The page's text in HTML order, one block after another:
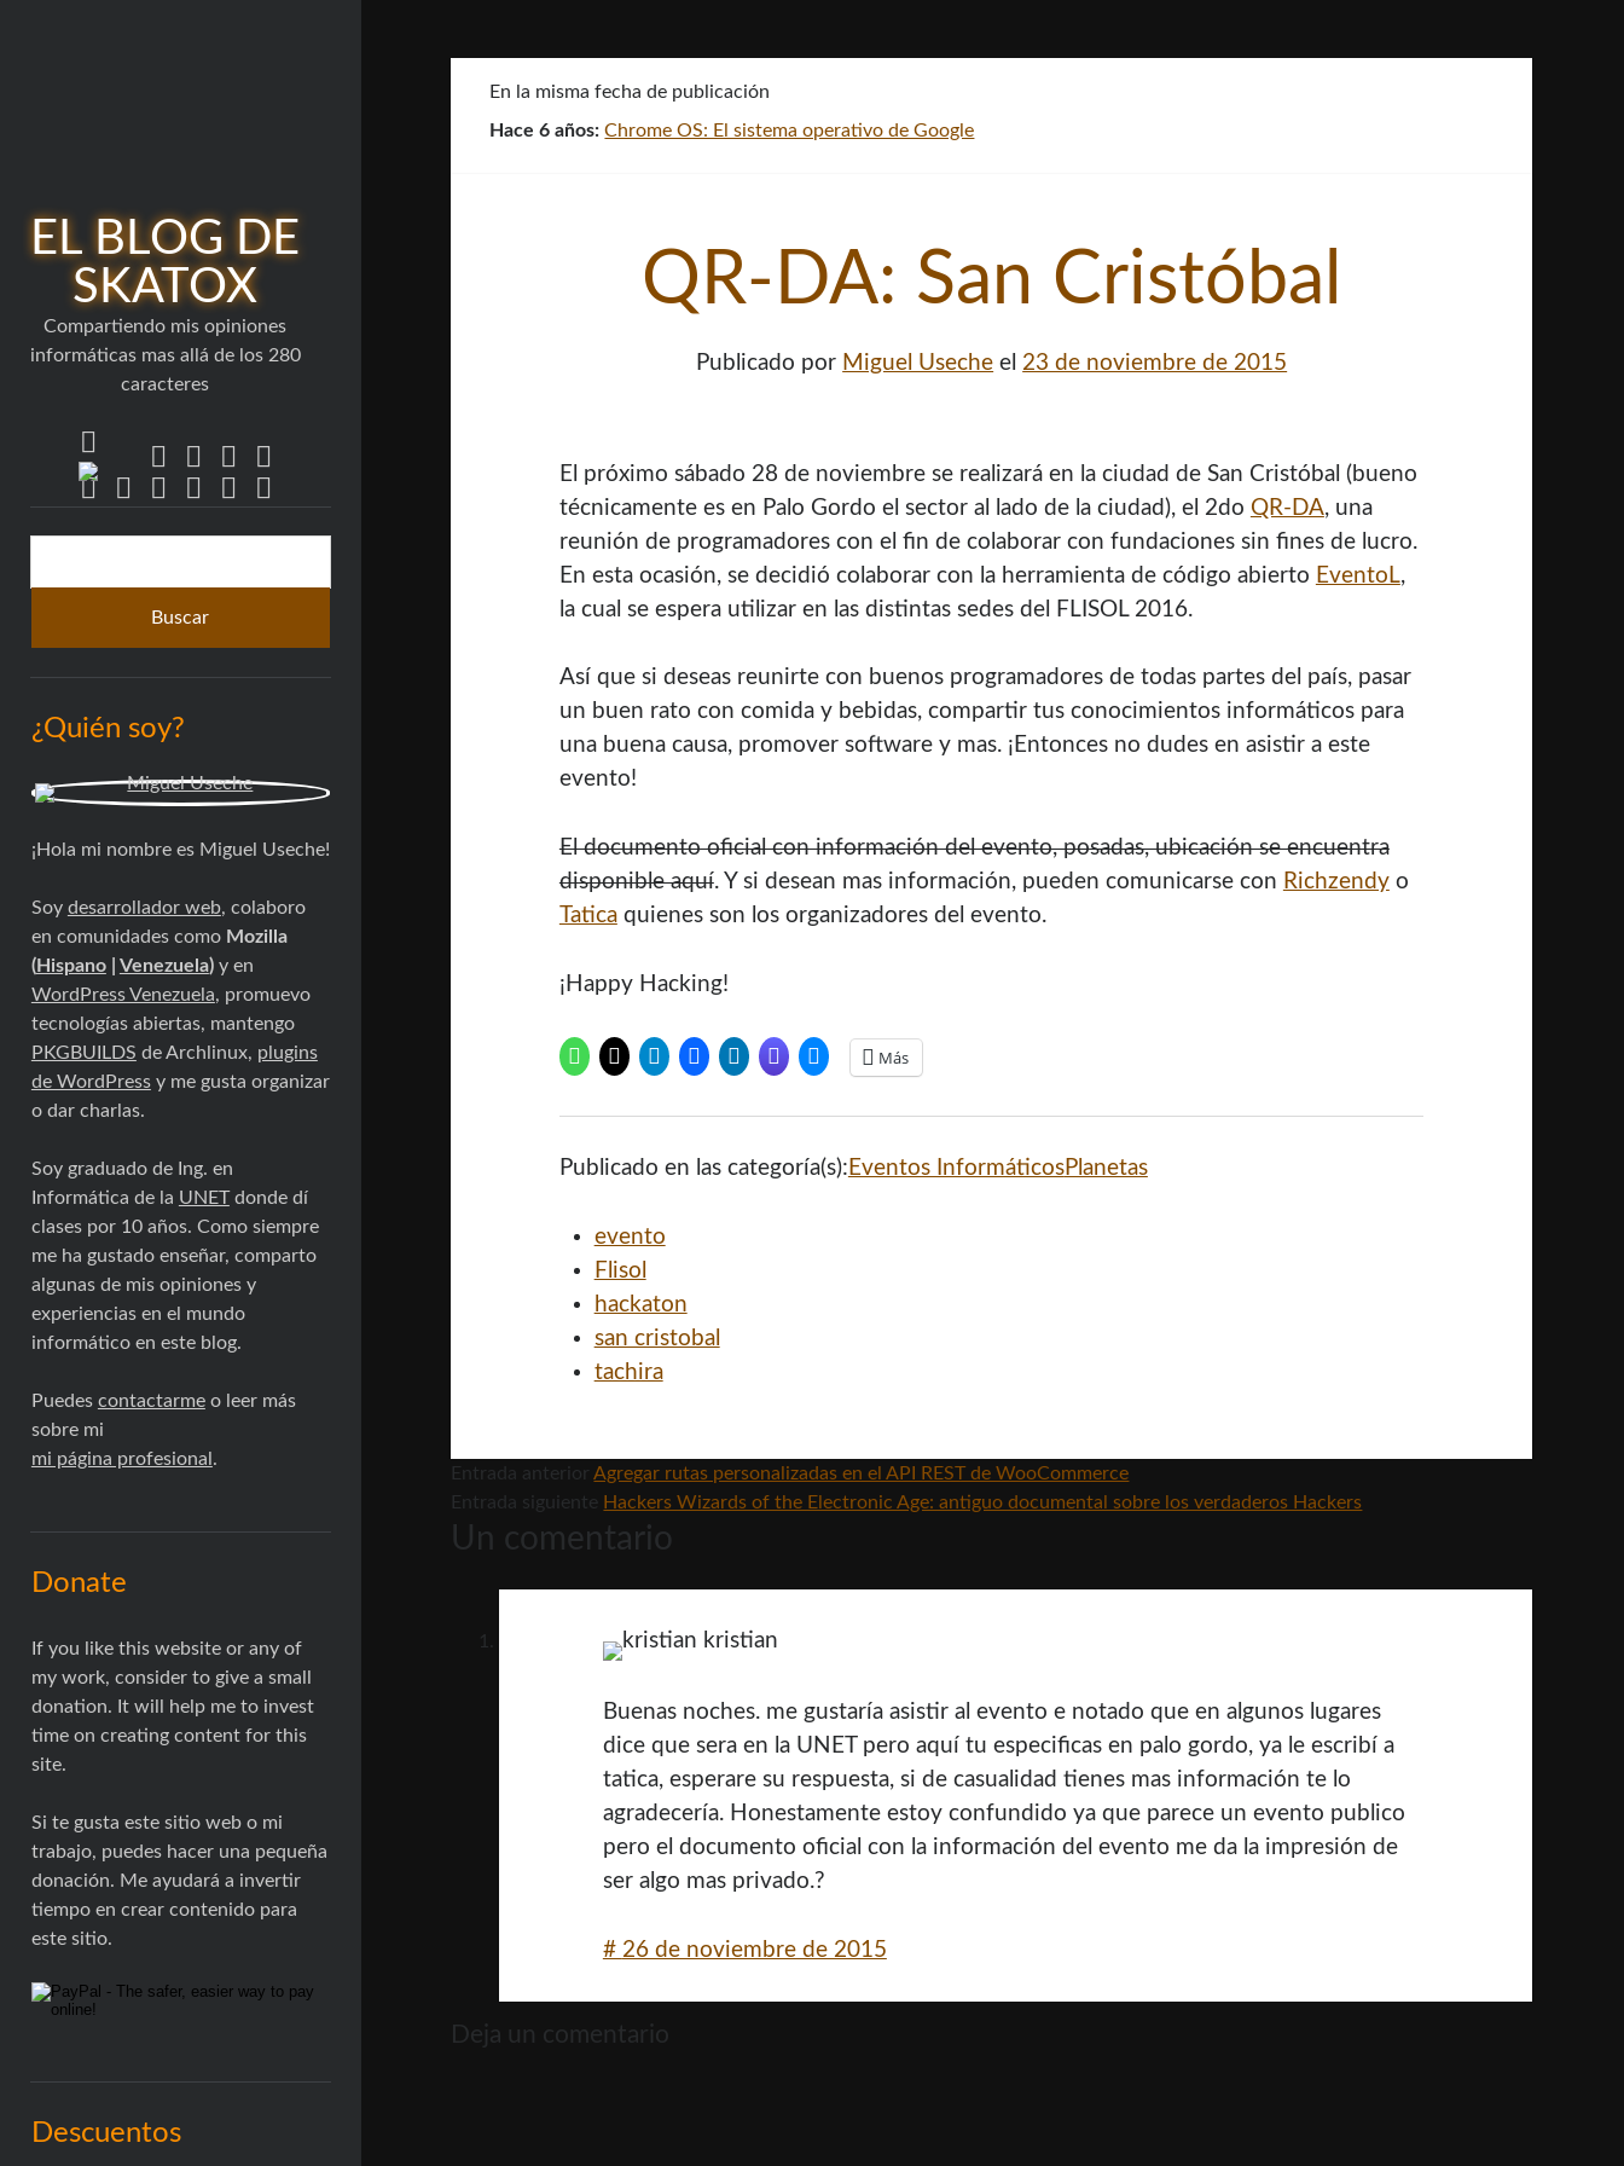
EL BLOG DE
SKATOX
Compartiendo mis opiniones
informáticas mas allá de los 280
caracteres
twitter
blueskyfacebook
linkedinyoutube
email-
form
flickrgithubmastodon
stack-
overflow
Barra
¿Quién soy?
¡Hola mi nombre es Miguel Useche!
Soy desarrollador web, colaboro
en comunidades como Mozilla
(Hispano| Venezuela)y en
WordPress Venezuela, promuevo
tecnologías abiertas, mantengo
PKGBUILDS de Archlinux, plugins
de WordPressy me gusta organizar
o dar charlas.
Soy graduado de Ing. en
Informática de la UNETdonde dí
clases por 10 años. Como siempre
me ha gustado enseñar, comparto
algunas de mis opiniones y
experiencias en el mundo
informático en este blog.
Puedes contactarmeo leer más
sobre mi
mi página profesional.
Donate
If you like this website or any of
my work, consider to give a small
donation. It will help me to invest
time on creating content for this
site.
Si te gusta este sitio web o mi
trabajo, puedes hacer una pequeña
donación. Me ayudará a invertir
tiempo en crear contenido para
este sitio.
Descuentos
En la misma fecha de publicación
Hace 6 años:Chrome OS: El sistema operativo de Google
QR-DA: San Cristóbal
Publicado por Miguel Useche el 23 de noviembre de 2015
El próximo sábado 28 de noviembre se realizará en la ciudad de San Cristóbal (bueno
técnicamente es en Palo Gordo el sector al lado de la ciudad), el 2do QR-DA, una
reunión de programadores con el fin de colaborar con fundaciones sin fines de lucro.
En esta ocasión, se decidió colaborar con la herramienta de código abierto EventoL,
la cual se espera utilizar en las distintas sedes del FLISOL 2016.
Así que si deseas reunirte con buenos programadores de todas partes del país, pasar
un buen rato con comida y bebidas, compartir tus conocimientos informáticos para
una buena causa, promover software y mas. ¡Entonces no dudes en asistir a este
evento!
El documento oficial con información del evento, posadas, ubicación se encuentra
disponible aquí. Y si desean mas información, pueden comunicarse con Richzendyo
Taticaquienes son los organizadores del evento.
¡Happy Hacking!
Más
Publicado en las categoría(s): Eventos InformáticosPlanetas
evento
Flisol
hackaton
san cristobal
tachira
Entrada anterior Agregar rutas personalizadas en el API REST de WooCommerce
Entrada siguiente Hackers Wizards of the Electronic Age: antiguo documental sobre los verdaderos Hackers
Un comentario
kristian
Buenas noches. me gustaría asistir al evento e notado que en algunos lugares
dice que sera en la UNET pero aquí tu especificas en palo gordo, ya le escribí a
tatica, esperare su respuesta, si de casualidad tienes mas información te lo
agradecería. Honestamente estoy confundido ya que parece un evento publico
pero el documento oficial con la información del evento me da la impresión de
ser algo mas privado.?
# 26 de noviembre de 2015
Deja un comentario